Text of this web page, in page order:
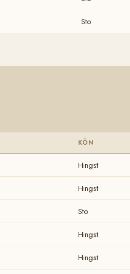
Sto
KÖN
Hingst
Hingst
Sto
Hingst
Hingst